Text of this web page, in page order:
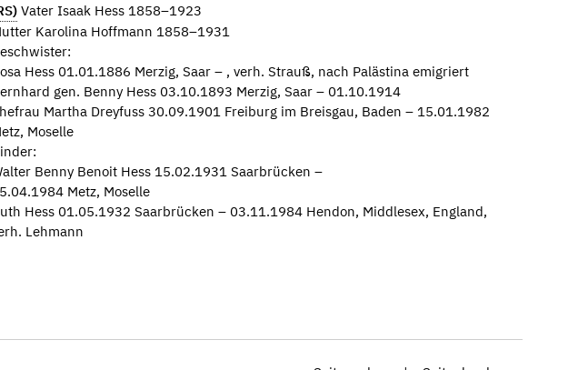
Vater Isaak Hess 1858–1923
Karolina Hoffmann 1858–1931
Hess 01.01.1886 Merzig, Saar – , verh. Strauß, nach Palästina emigriert
gen. Benny Hess 03.10.1893 Merzig, Saar – 01.10.1914
Martha Dreyfuss 30.09.1901 Freiburg im Breisgau, Baden – 15.01.1982
Moselle
Benny Benoit Hess 15.02.1931 Saarbrücken –
Metz, Moselle
Hess 01.05.1932 Saarbrücken – 03.11.1984 Hendon, Middlesex, England,
Lehmann